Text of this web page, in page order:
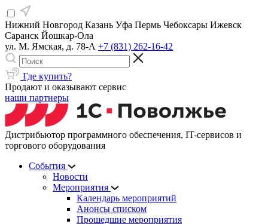
Нижний Новгород Казань Уфа Пермь Чебоксары Ижевск
Саранск Йошкар-Ола
ул. М. Ямская, д. 78-А +7 (831) 262-16-42
Где купить?
Продают и оказывают сервис
наши партнеры
Дистрибьютор программного обеспечения, IT-сервисов и
торгового оборудования
События
Новости
Мероприятия
Календарь мероприятий
Анонсы списком
Прошедшие мероприятия